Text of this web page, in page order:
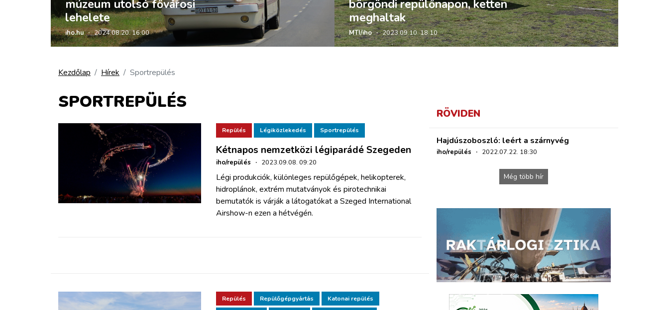
HAJÓZÁS
WEBSHOP
múzeum utolsó fővárosi
lehelete
iho.hu · 2024.08.20. 16:00
börgöndi repülőnapon, ketten
meghaltak
MTI/iho · 2023.09.10. 18:10
Kezdőlap Hírek Sportrepülés
SPORTREPÜLÉS
Repülés Légiközlekedés Sportrepülés
Kétnapos nemzetközi légiparádé Szegeden
iho/repülés · 2023.09.08. 09:20
Légi produkciók, különleges repülőgépek, helikopterek,
hidroplánok, extrém mutatványok és pirotechnikai
bemutatók is várják a látogatókat a Szeged International
Airshow-n ezen a hétvégén.
Repülés Repülőgépgyártás Katonai repülés
RÖVIDEN
Hajdúszoboszló: leért a szárnyvég
iho/repülés · 2022.07.22. 18:30
Még több hír